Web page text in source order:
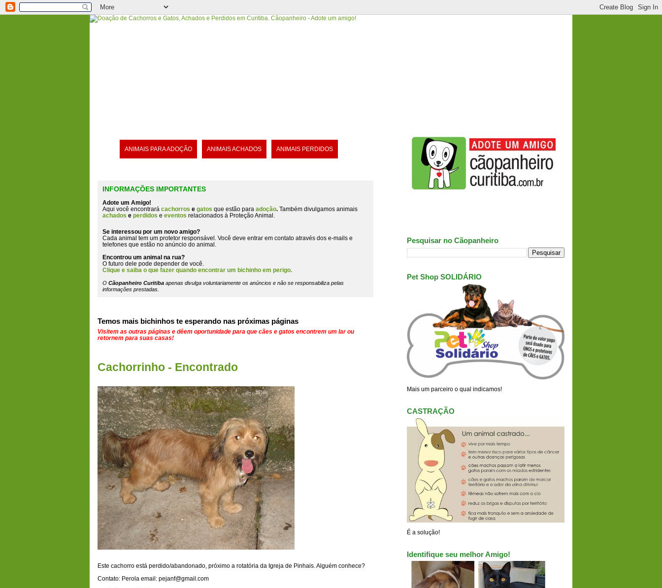
ANIMAIS PARA ADOÇÃO ANIMAIS ACHADOS ANIMAIS PERDIDOS
INFORMAÇÕES IMPORTANTES
Adote um Amigo!
Aqui você encontrará cachorros e gatos que estão para adoção. Também divulgamos animais
achados e perdidos e eventos relacionados à Proteção Animal.
Se interessou por um novo amigo?
Cada animal tem um protetor responsável. Você deve entrar em contato através dos e-mails e
telefones que estão no anúncio do animal
Encontrou um animal na rua?
O futuro dele pode depender de você.
Clique e saiba o que fazer quando encontrar um bichinho em perigo.
O Cãopanheiro Curitiba apenas divulga voluntariamente os anúncios e não se responsabiliza pelas
informações prestadas.
Temos mais bichinhos te esperando nas próximas páginas
Visitem as outras páginas e dêem oportunidade para que cães e gatos encontrem um lar ou
retornem para suas casas!
Cachorrinho - Encontrado
Este cachorro está perdido/abandonado, próximo a rotatória da Igreja de Pinhais. Alguém conhece?
Contato: Perola email: pejanf@gmail.com
Pesquisar no Cãopanheiro
Pet Shop SOLIDÁRIO
Mais um parceiro o qual indicamos!
CASTRAÇÃO
É a solução!
Identifique seu melhor Amigo!